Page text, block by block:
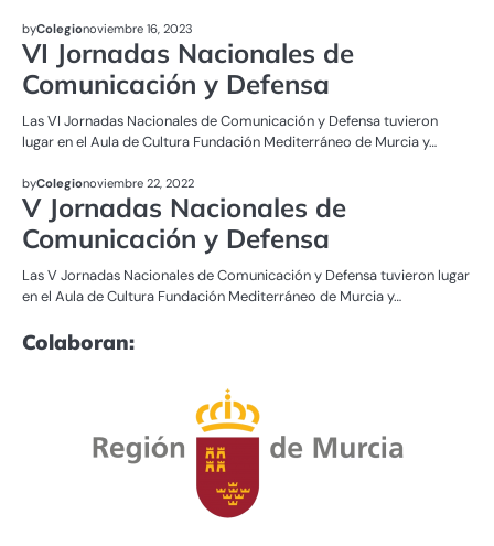
UNCATEGORIZED
byColegionoviembre 16, 2023
VI Jornadas Nacionales de
Comunicación y Defensa
Las VI Jornadas Nacionales de Comunicación y Defensa tuvieron
lugar en el Aula de Cultura Fundación Mediterráneo de Murcia y…
UNCATEGORIZED
byColegionoviembre 22, 2022
V Jornadas Nacionales de
Comunicación y Defensa
Las V Jornadas Nacionales de Comunicación y Defensa tuvieron lugar
en el Aula de Cultura Fundación Mediterráneo de Murcia y…
Colaboran: